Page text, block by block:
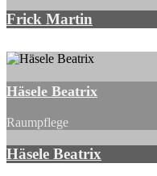
Frick Martin
Häsele Beatrix
Raumpflege
Häsele Beatrix